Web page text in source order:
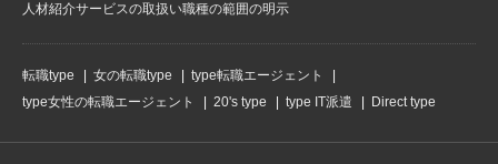
人材紹介サービスの取扱い職種の範囲の明示
転職type 女の転職type
type転職エージェント
type女性の転職エージェント
20's type type IT派遣 Direct type